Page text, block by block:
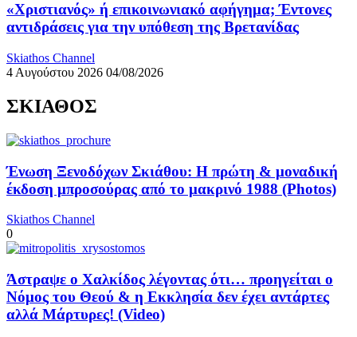
«Χριστιανός» ή επικοινωνιακό αφήγημα; Έντονες
αντιδράσεις για την υπόθεση της Βρετανίδας
Skiathos Channel
4 Αυγούστου 2026 04/08/2026
ΣΚΙΑΘΟΣ
Ένωση Ξενοδόχων Σκιάθου: Η πρώτη & μοναδική
έκδοση μπροσούρας από το μακρινό 1988 (Photos)
Skiathos Channel
0
Άστραψε ο Χαλκίδος λέγοντας ότι… προηγείται ο
Νόμος του Θεού & η Εκκλησία δεν έχει αντάρτες
αλλά Μάρτυρες! (Video)